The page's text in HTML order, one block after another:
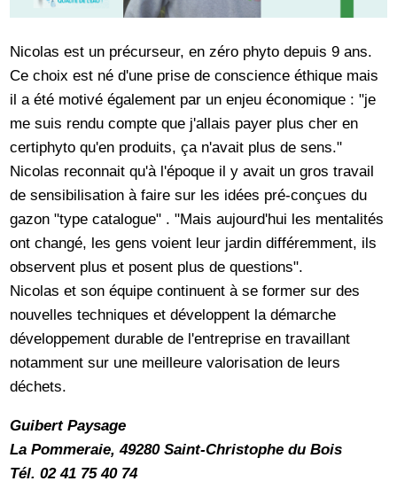
Nicolas est un précurseur, en zéro phyto depuis 9 ans.
Ce choix est né d'une prise de conscience éthique mais
il a été motivé également par un enjeu économique : "je
me suis rendu compte que j'allais payer plus cher en
certiphyto qu'en produits, ça n'avait plus de sens."
Nicolas reconnait qu'à l'époque il y avait un gros travail
de sensibilisation à faire sur les idées pré-conçues du
gazon "type catalogue" . "Mais aujourd'hui les mentalités
ont changé, les gens voient leur jardin différemment, ils
observent plus et posent plus de questions".
Nicolas et son équipe continuent à se former sur des
nouvelles techniques et développent la démarche
développement durable de l'entreprise en travaillant
notamment sur une meilleure valorisation de leurs
déchets.
Guibert Paysage
La Pommeraie, 49280 Saint-Christophe du Bois
Tél. 02 41 75 40 74